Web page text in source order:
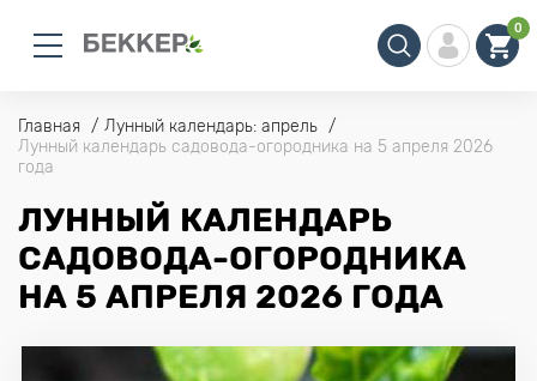
0
Главная
Лунный календарь: апрель
Лунный календарь садовода-огородника на 5 апреля 2026
года
ЛУННЫЙ КАЛЕНДАРЬ
САДОВОДА-ОГОРОДНИКА
НА 5 АПРЕЛЯ 2026 ГОДА